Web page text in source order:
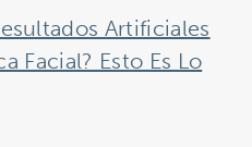
Artificiales
Facial? Esto Es Lo